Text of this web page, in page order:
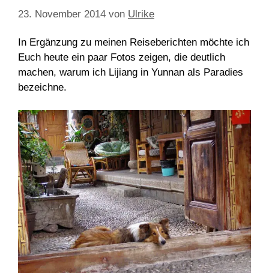
23. November 2014 von Ulrike
In Ergänzung zu meinen Reiseberichten möchte ich
Euch heute ein paar Fotos zeigen, die deutlich
machen, warum ich Lijiang in Yunnan als Paradies
bezeichne.